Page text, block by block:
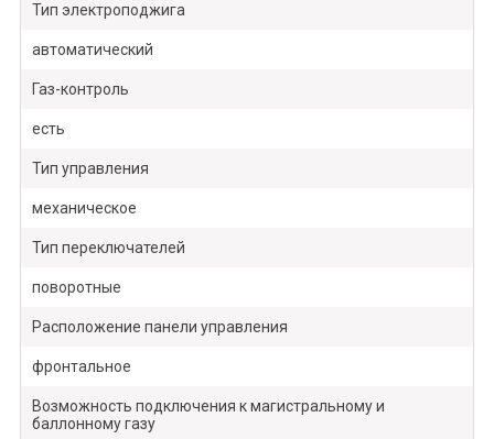
Тип электроподжига
автоматический
Газ-контроль
есть
Тип управления
механическое
Тип переключателей
поворотные
Расположение панели управления
фронтальное
Возможность подключения к магистральному и
баллонному газу